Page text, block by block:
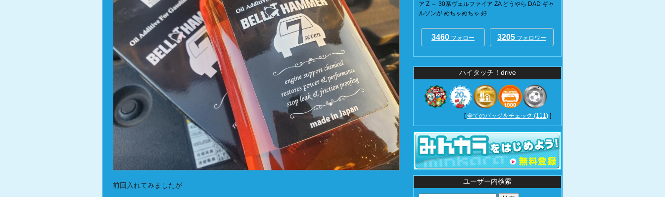
前回入れてみましたが
ア Z ～ 30系ヴェルファイア ZA どうやら DAD ギャ
ルソンが めちゃめちゃ 好...
3460 フォロー 3205 フォロワー
ハイタッチ！drive
[全てのバッジをチェック (111) ]
ユーザー内検索